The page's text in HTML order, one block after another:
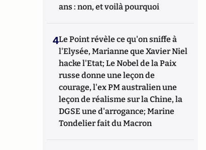
ans : non, et voilà pourquoi
4Le Point révèle ce qu'on sniffe à
l'Elysée, Marianne que Xavier Niel
hacke l'Etat; Le Nobel de la Paix
russe donne une leçon de
courage, l'ex PM australien une
leçon de réalisme sur la Chine, la
DGSE une d'arrogance; Marine
Tondelier fait du Macron